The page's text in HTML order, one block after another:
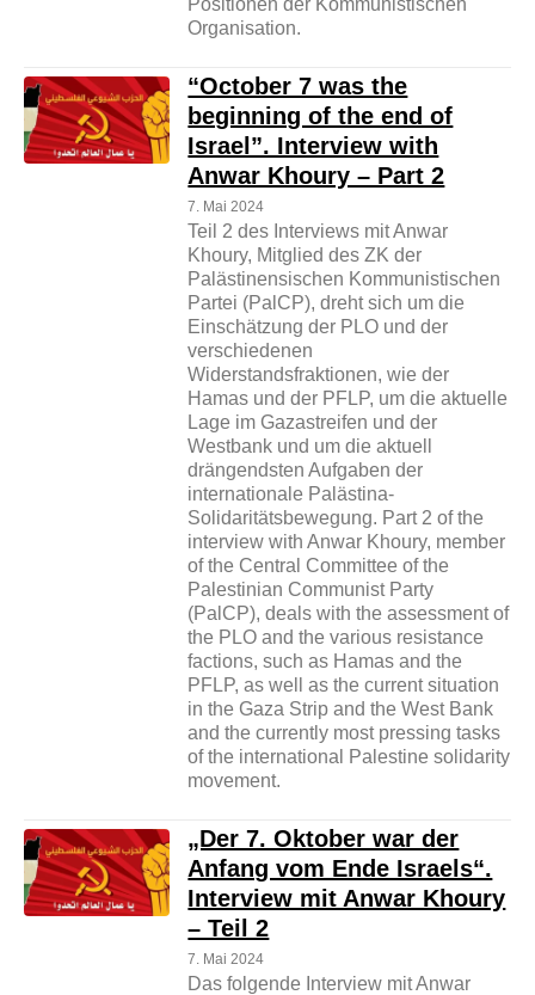
Positionen der Kommunistischen
Organisation.
“October 7 was the
beginning of the end of
Israel”. Interview with
Anwar Khoury – Part 2
7. Mai 2024
Teil 2 des Interviews mit Anwar
Khoury, Mitglied des ZK der
Palästinensischen Kommunistischen
Partei (PalCP), dreht sich um die
Einschätzung der PLO und der
verschiedenen
Widerstandsfraktionen, wie der
Hamas und der PFLP, um die aktuelle
Lage im Gazastreifen und der
Westbank und um die aktuell
drängendsten Aufgaben der
internationale Palästina-
Solidaritätsbewegung. Part 2 of the
interview with Anwar Khoury, member
of the Central Committee of the
Palestinian Communist Party
(PalCP), deals with the assessment of
the PLO and the various resistance
factions, such as Hamas and the
PFLP, as well as the current situation
in the Gaza Strip and the West Bank
and the currently most pressing tasks
of the international Palestine solidarity
movement.
„Der 7. Oktober war der
Anfang vom Ende Israels“.
Interview mit Anwar Khoury
– Teil 2
7. Mai 2024
Das folgende Interview mit Anwar